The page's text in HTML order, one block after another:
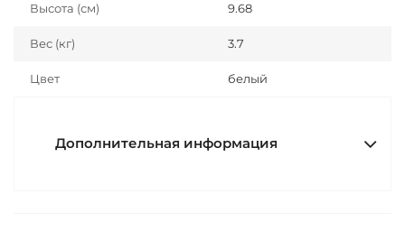
Высота (см) 9.68
Вес (кг) 3.7
Цвет белый
Дополнительная информация